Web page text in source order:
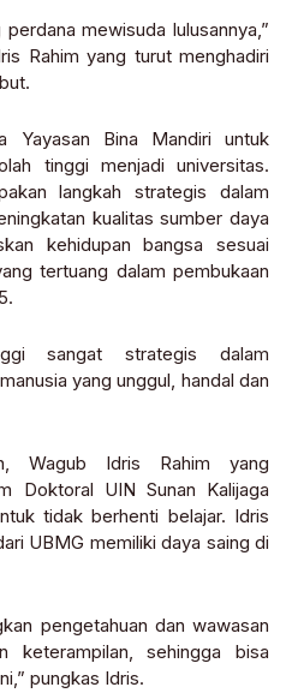
mewisuda lulusannya,”
Rahim yang turut menghadiri
Yayasan Bina Mandiri untuk
tinggi menjadi universitas.
langkah strategis dalam
kualitas sumber daya
kehidupan bangsa sesuai
tertuang dalam pembukaan
sangat strategis dalam
yang unggul, handal dan
Wagub Idris Rahim yang
Doktoral UIN Sunan Kalijaga
tidak berhenti belajar. Idris
UBMG memiliki daya saing di
pengetahuan dan wawasan
keterampilan, sehingga bisa
pungkas Idris.